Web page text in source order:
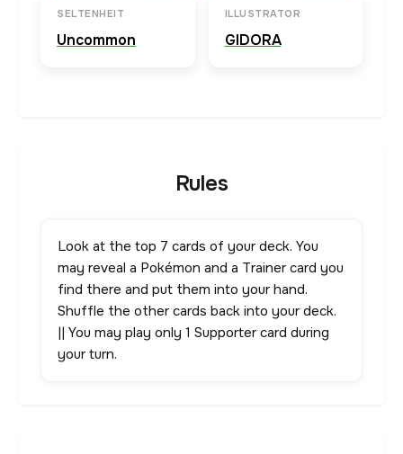
SELTENHEIT
Uncommon
ILLUSTRATOR
GIDORA
Rules
Look at the top 7 cards of your deck. You
may reveal a Pokémon and a Trainer card you
find there and put them into your hand.
Shuffle the other cards back into your deck.
|| You may play only 1 Supporter card during
your turn.